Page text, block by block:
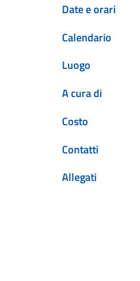
Date e orari
Calendario
Luogo
A cura di
Costo
Contatti
Allegati